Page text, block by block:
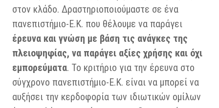
στον κλάδο. Δραστηριοποιούμαστε σε ένα
πανεπιστήμιο-Ε.Κ. που θέλουμε να παράγει
έρευνα και γνώση με βάση τις ανάγκες της
πλειοψηφίας, να παράγει αξίες χρήσης και όχι
εμπορεύματα. Το κριτήριο για την έρευνα στο
σύγχρονο πανεπιστήμιο-Ε.Κ. είναι να μπορεί να
αυξήσει την κερδοφορία των ιδιωτικών ομίλων